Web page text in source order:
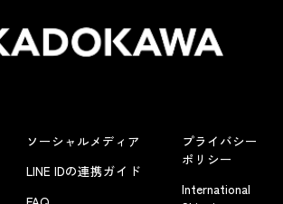
ソーシャルメディア
LINE IDの連携ガイド
プライバシー
ポリシー
International